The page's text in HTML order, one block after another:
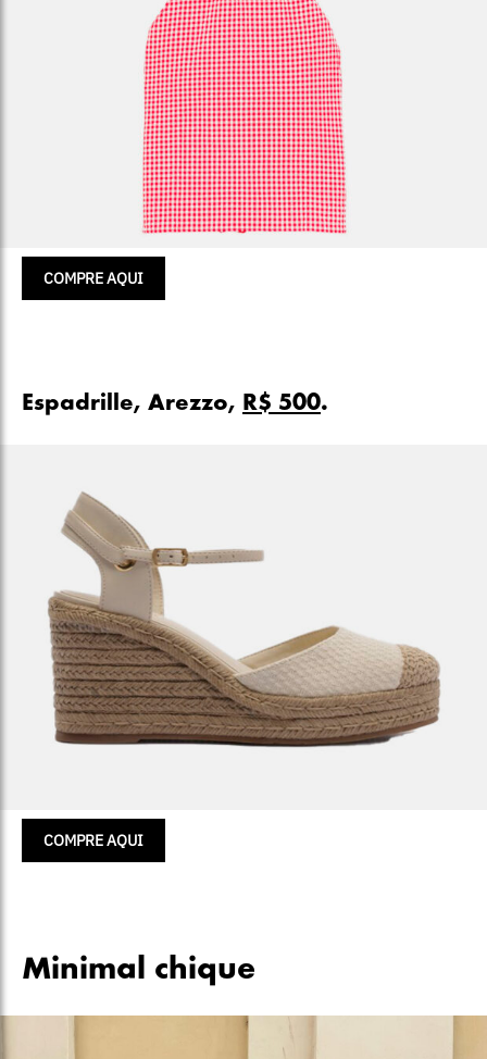
COMPRE AQUI
Espadrille, Arezzo, R$ 500.
COMPRE AQUI
Minimal chique